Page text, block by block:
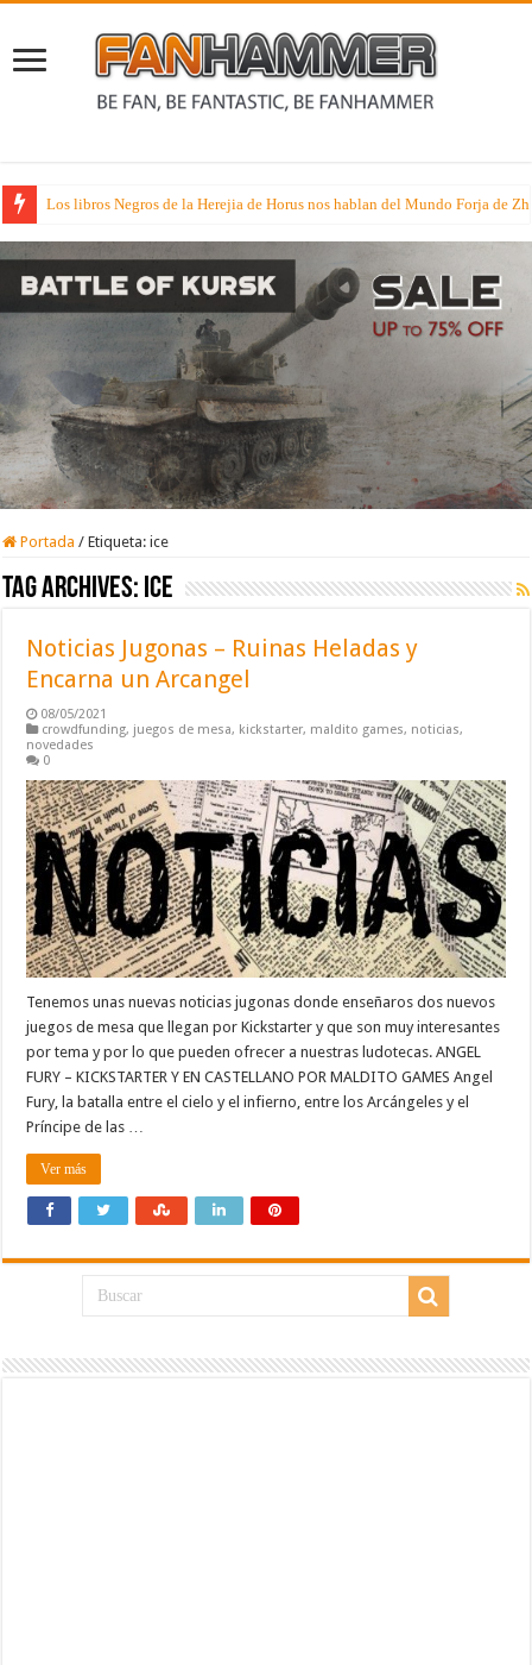
Los libros Negros de la Herejia de Horus nos hablan del Mundo Forja de
Portada / Etiqueta:ice
Tag Archives: ice
Noticias Jugonas – Ruinas Heladas y
Encarna un Arcangel
08/05/2021
crowdfunding, juegos de mesa, kickstarter, maldito games, noticias,
novedades
0
Tenemos unas nuevas noticias jugonas donde enseñaros dos nuevos
juegos de mesa que llegan por Kickstarter y que son muy interesantes
por tema y por lo que pueden ofrecer a nuestras ludotecas. ANGEL
FURY – KICKSTARTER Y EN CASTELLANO POR MALDITO GAMES Angel
Fury, la batalla entre el cielo y el infierno, entre los Arcángeles y el
Príncipe de las …
Ver más